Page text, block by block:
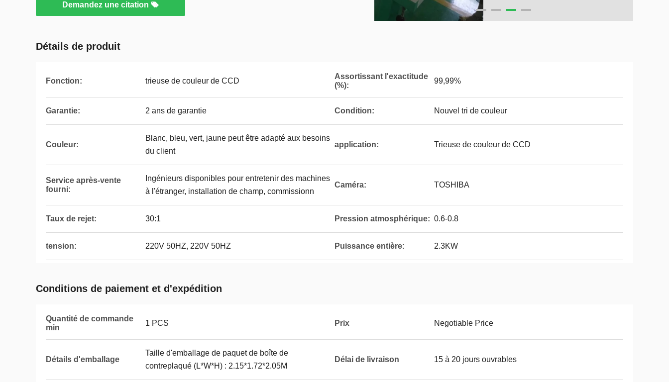
Demandez une citation
Détails de produit
Fonction: trieuse de couleur de CCD
Assortissant l'exactitude
(%):
99,99%
Garantie: 2 ans de garantie Condition: Nouvel tri de couleur
Couleur:
Blanc, bleu, vert, jaune peut être adapté aux besoins
du client
application: Trieuse de couleur de CCD
Service après-vente
fourni:
Ingénieurs disponibles pour entretenir des machines
à l'étranger, installation de champ, commissionn
Caméra: TOSHIBA
Taux de rejet: 30:1 Pression atmosphérique: 0.6-0.8
tension: 220V 50HZ, 220V 50HZ Puissance entière: 2.3KW
Conditions de paiement et d'expédition
Quantité de commande
min
1 PCS Prix Negotiable Price
Détails d'emballage
Taille d'emballage de paquet de boîte de
contreplaqué (L*W*H) : 2.15*1.72*2.05M
Délai de livraison 15 à 20 jours ouvrables